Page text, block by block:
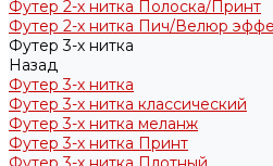
Футер 2-х нитка Полоска/Принт
Футер 2-х нитка Пич/Велюр
Футер 3-х нитка
Назад
Футер 3-х нитка
Футер 3-х нитка классический
Футер 3-х нитка меланж
Футер 3-х нитка Принт